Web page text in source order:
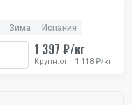
Зима Испания
1 397 ₽/кг
Крупн.опт 1 118 ₽/кг